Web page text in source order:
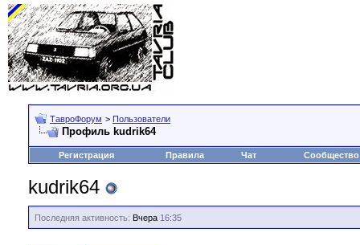
ТавроФорум > Пользователи
Профиль kudrik64
Регистрация Правила Чат Сообщество
kudrik64
Последняя активность: Вчера 16:35